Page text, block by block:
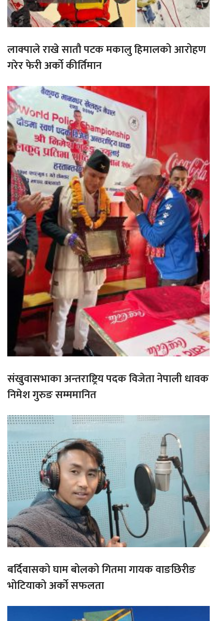
लाक्पाले राखे सातौ पटक मकालु हिमालको आरोहण
गरेर फेरी अर्को कीर्तिमान
संखुवासभाका अन्तराष्ट्रिय पदक विजेता नेपाली धावक
निमेश गुरुङ सम्ममानित
बर्दिवासको घाम बोलको गितमा गायक वाङछिरीङ
भोटियाको अर्को सफलता